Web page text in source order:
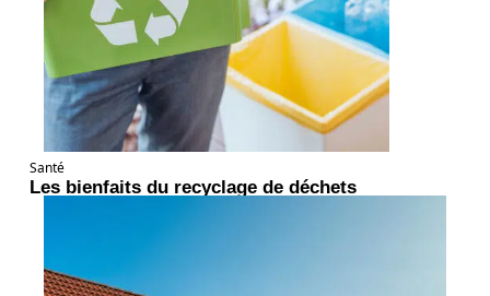
Santé
Les bienfaits du recyclage de déchets